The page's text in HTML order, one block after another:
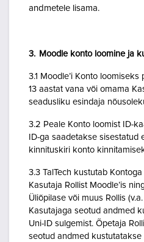
andmetele lisama.
3. Moodle konto loomine ja
3.1 Moodle’i Konto
13 aastat vana või omama
seadusliku esindaja
3.2 Peale Konto loomist ID-
ID-ga saadetakse sisestatud
kinnituskiri konto
3.3 TalTech kustutab
Kasutaja Rollist Moodle’is
Üliõpilase või muus Rollis
Kasutajaga seotud andmed
Uni-ID sulgemist. Õpetaja
seotud andmed